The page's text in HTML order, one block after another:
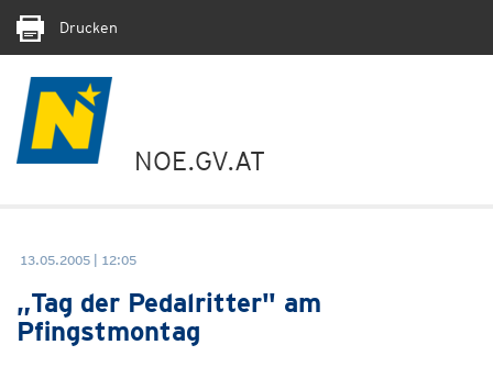
Drucken
NOE.GV.AT
13.05.2005 | 12:05
„Tag der Pedalritter" am
Pfingstmontag